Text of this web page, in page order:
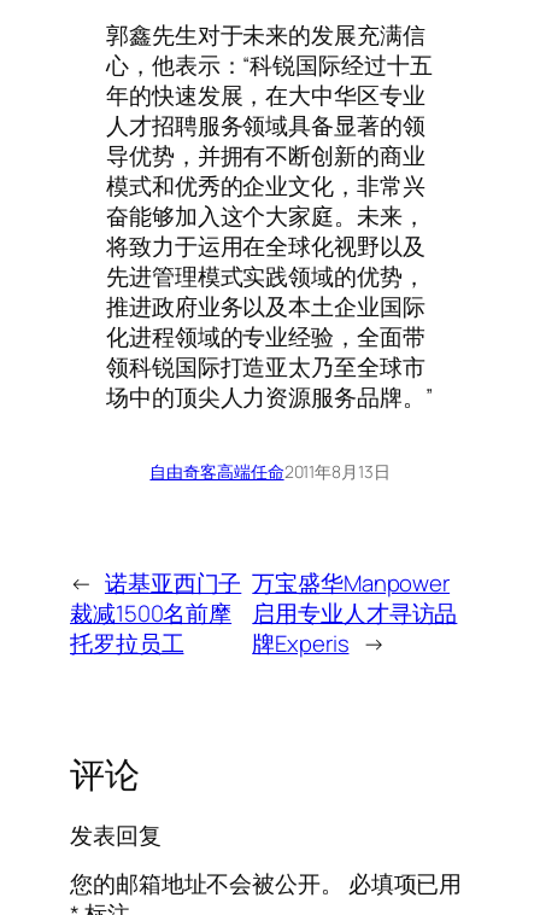
郭鑫先生对于未来的发展充满信
心，他表示：“科锐国际经过十五
年的快速发展，在大中华区专业
人才招聘服务领域具备显著的领
导优势，并拥有不断创新的商业
模式和优秀的企业文化，非常兴
奋能够加入这个大家庭。未来，
将致力于运用在全球化视野以及
先进管理模式实践领域的优势，
推进政府业务以及本土企业国际
化进程领域的专业经验，全面带
领科锐国际打造亚太乃至全球市
场中的顶尖人力资源服务品牌。”
自由奇客高端任命2011年8月13日
← 诺基亚西门子
裁减1500名前摩
托罗拉员工
万宝盛华Manpower
启用专业人才寻访品
牌Experis →
评论
发表回复
您的邮箱地址不会被公开。
必填项已用